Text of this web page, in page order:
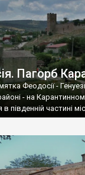
Пагорб
Феодосії -
- на
в південній частині